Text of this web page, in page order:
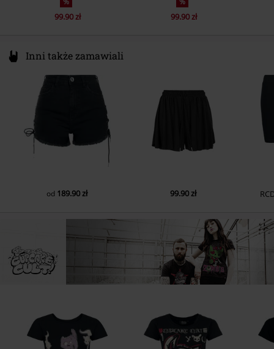
99.90 zł 99.90 zł
Inni także zamawiali
od 189.90 zł 99.90 zł